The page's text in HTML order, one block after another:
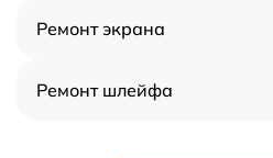
Ремонт экрана
Ремонт шлейфа